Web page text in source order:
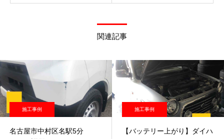
関連記事
施工事例
名古屋市中村区名駅5分
施工事例
【バッテリー上がり】ダイハ